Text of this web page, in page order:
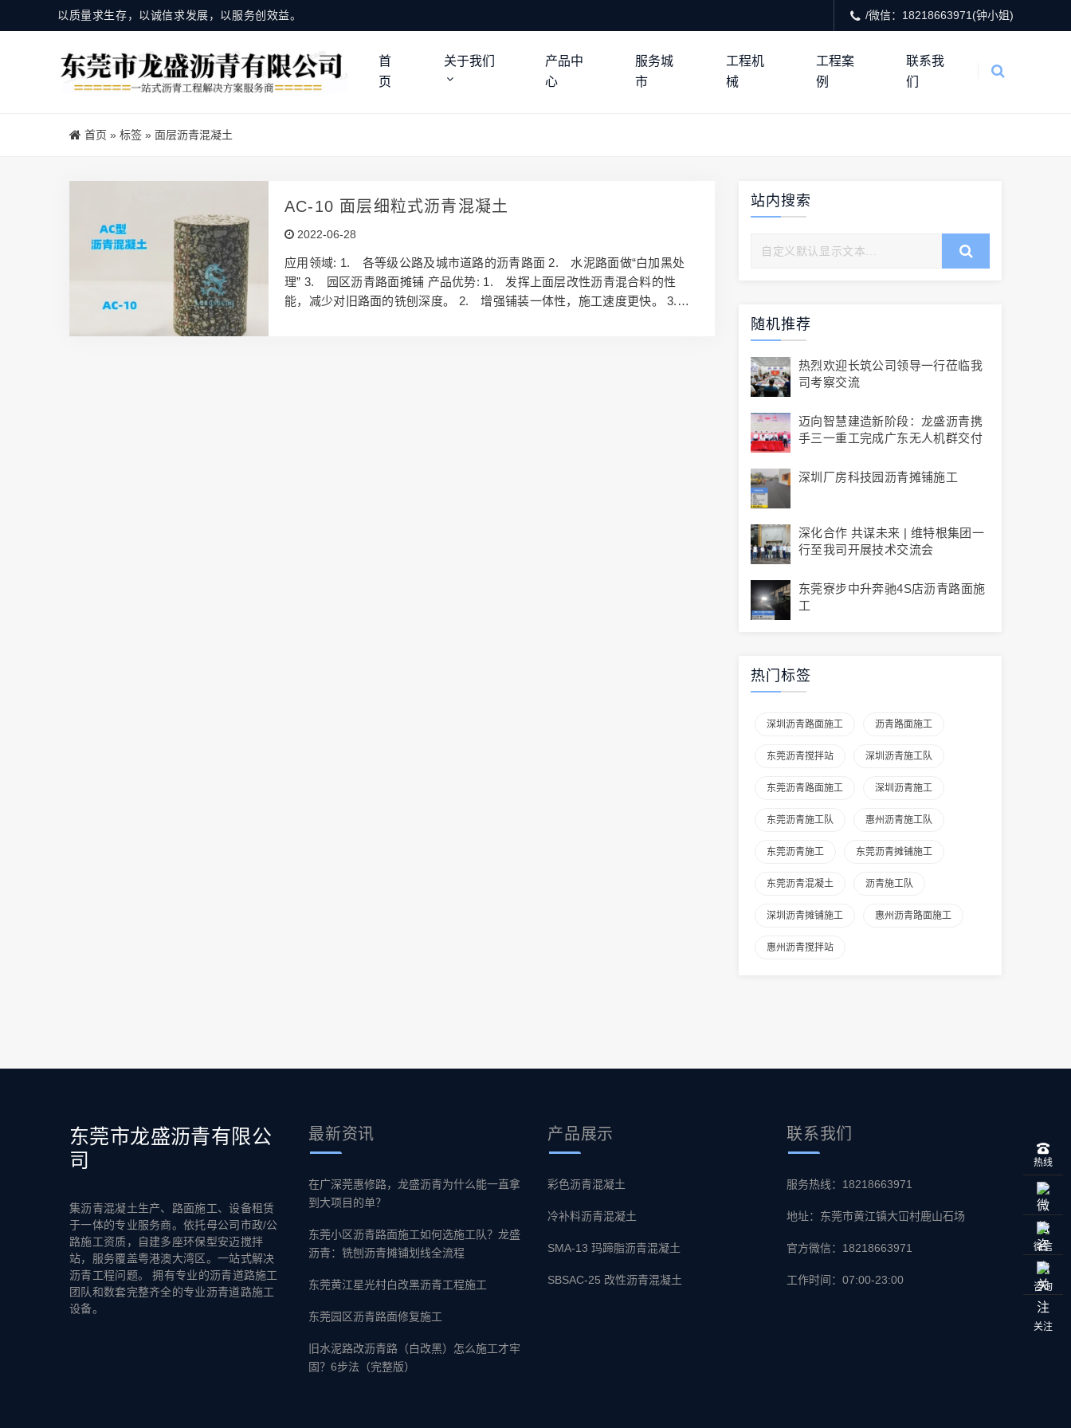
以质量求生存，以诚信求发展，以服务创效益。 /微信：18218663971(钟小姐)
首
页
关于我们
产品中
心
服务城
市
工程机
械
工程案
例
联系我
们
首页 » 标签 » 面层沥青混凝土
AC-10 面层细粒式沥青混凝土
2022-06-28
应用领域: 1. 各等级公路及城市道路的沥青路面 2. 水泥路面做“白加黑处
理” 3. 园区沥青路面摊铺 产品优势: 1. 发挥上面层改性沥青混合料的性
能，减少对旧路面的铣刨深度。 2. 增强铺装一体性，施工速度更快。 3.
站内搜索
随机推荐
热烈欢迎长筑公司领导一行莅临我
司考察交流
迈向智慧建造新阶段：龙盛沥青携
手三一重工完成广东无人机群交付
深圳厂房科技园沥青摊铺施工
深化合作 共谋未来 | 维特根集团一
行至我司开展技术交流会
东莞寮步中升奔驰4S店沥青路面施
工
热门标签
深圳沥青路面施工 沥青路面施工
东莞沥青搅拌站 深圳沥青施工队
东莞沥青路面施工 深圳沥青施工
东莞沥青施工队 惠州沥青施工队
东莞沥青施工 东莞沥青摊铺施工
东莞沥青混凝土 沥青施工队
深圳沥青摊铺施工 惠州沥青路面施工
惠州沥青搅拌站
东莞市龙盛沥青有限公
司
集沥青混凝土生产、路面施工、设备租赁
于一体的专业服务商。依托母公司市政/公
路施工资质，自建多座环保型安迈搅拌
站，服务覆盖粤港澳大湾区。一站式解决
沥青工程问题。 拥有专业的沥青道路施工
团队和数套完整齐全的专业沥青道路施工
设备。
最新资讯
在广深莞惠修路，龙盛沥青为什么能一直拿
到大项目的单？
东莞小区沥青路面施工如何选施工队？龙盛
沥青：铣刨沥青摊铺划线全流程
东莞黄江星光村白改黑沥青工程施工
东莞园区沥青路面修复施工
旧水泥路改沥青路（白改黑）怎么施工才牢
固？6步法（完整版）
产品展示
彩色沥青混凝土
冷补料沥青混凝土
SMA-13 玛蹄脂沥青混凝土
SBSAC-25 改性沥青混凝土
联系我们
服务热线：18218663971
地址：东莞市黄江镇大冚村鹿山石场
官方微信：18218663971
工作时间：07:00-23:00
热线
微信
咨询
关注